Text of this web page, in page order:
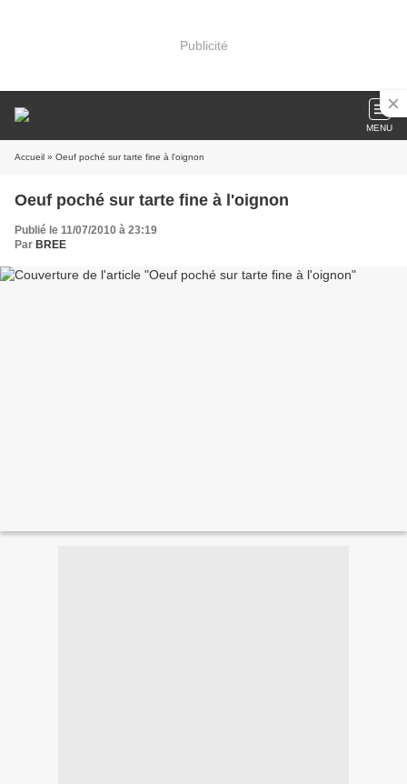
Publicité
MENU
Accueil » Oeuf poché sur tarte fine à l'oignon
Oeuf poché sur tarte fine à l'oignon
Publié le 11/07/2010 à 23:19
Par BREE